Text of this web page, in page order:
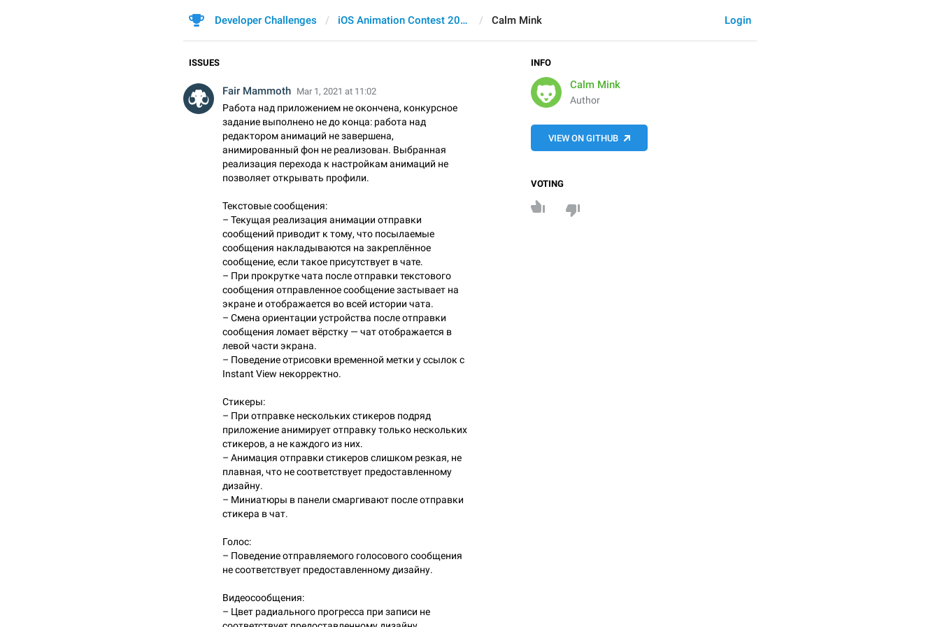
Login
Developer Challenges iOS Animation Contest 2021 Calm Mink
INFO
Calm Mink
Author
VIEW ON GITHUB
VOTING
ISSUES
Fair Mammoth Mar 1, 2021 at 11:02
Работа над приложением не окончена, конкурсное
задание выполнено не до конца: работа над
редактором анимаций не завершена,
анимированный фон не реализован. Выбранная
реализация перехода к настройкам анимаций не
позволяет открывать профили.
Текстовые сообщения:
– Текущая реализация анимации отправки
сообщений приводит к тому, что посылаемые
сообщения накладываются на закреплённое
сообщение, если такое присутствует в чате.
– При прокрутке чата после отправки текстового
сообщения отправленное сообщение застывает на
экране и отображается во всей истории чата.
– Смена ориентации устройства после отправки
сообщения ломает вёрстку — чат отображается в
левой части экрана.
– Поведение отрисовки временной метки у ссылок с
Instant View некорректно.
Стикеры:
– При отправке нескольких стикеров подряд
приложение анимирует отправку только нескольких
стикеров, а не каждого из них.
– Анимация отправки стикеров слишком резкая, не
плавная, что не соответствует предоставленному
дизайну.
– Миниатюры в панели смаргивают после отправки
стикера в чат.
Голос:
– Поведение отправляемого голосового сообщения
не соответствует предоставленному дизайну.
Видеосообщения:
– Цвет радиального прогресса при записи не